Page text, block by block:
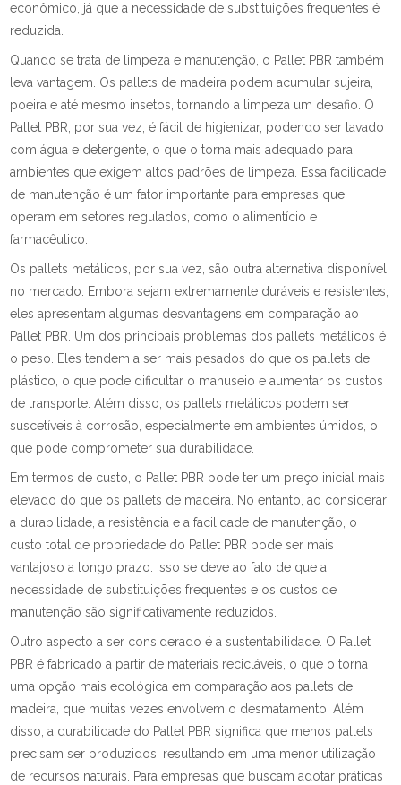
econômico, já que a necessidade de substituições frequentes é
reduzida.
Quando se trata de limpeza e manutenção, o Pallet PBR também
leva vantagem. Os pallets de madeira podem acumular sujeira,
poeira e até mesmo insetos, tornando a limpeza um desafio. O
Pallet PBR, por sua vez, é fácil de higienizar, podendo ser lavado
com água e detergente, o que o torna mais adequado para
ambientes que exigem altos padrões de limpeza. Essa facilidade
de manutenção é um fator importante para empresas que
operam em setores regulados, como o alimentício e
farmacêutico.
Os pallets metálicos, por sua vez, são outra alternativa disponível
no mercado. Embora sejam extremamente duráveis e resistentes,
eles apresentam algumas desvantagens em comparação ao
Pallet PBR. Um dos principais problemas dos pallets metálicos é
o peso. Eles tendem a ser mais pesados do que os pallets de
plástico, o que pode dificultar o manuseio e aumentar os custos
de transporte. Além disso, os pallets metálicos podem ser
suscetíveis à corrosão, especialmente em ambientes úmidos, o
que pode comprometer sua durabilidade.
Em termos de custo, o Pallet PBR pode ter um preço inicial mais
elevado do que os pallets de madeira. No entanto, ao considerar
a durabilidade, a resistência e a facilidade de manutenção, o
custo total de propriedade do Pallet PBR pode ser mais
vantajoso a longo prazo. Isso se deve ao fato de que a
necessidade de substituições frequentes e os custos de
manutenção são significativamente reduzidos.
Outro aspecto a ser considerado é a sustentabilidade. O Pallet
PBR é fabricado a partir de materiais recicláveis, o que o torna
uma opção mais ecológica em comparação aos pallets de
madeira, que muitas vezes envolvem o desmatamento. Além
disso, a durabilidade do Pallet PBR significa que menos pallets
precisam ser produzidos, resultando em uma menor utilização
de recursos naturais. Para empresas que buscam adotar práticas